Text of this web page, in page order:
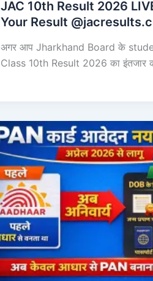
JAC 10th Result 2026
Your Result
अगर आप Jharkhand Board के
Class 10th Result 2026 का इंतजार